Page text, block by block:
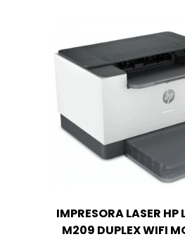
IMPRESORA LASER HP
M209 DUPLEX WIFI